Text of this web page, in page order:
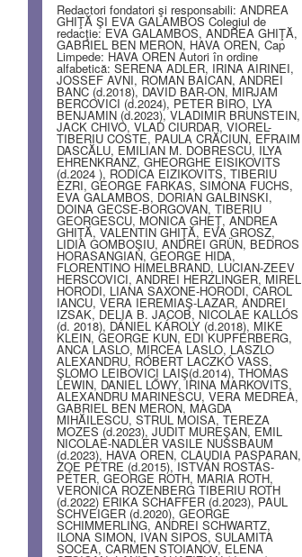
Redactori fondatori şi responsabili: ANDREA
GHIŢĂ ŞI EVA GALAMBOS Colegiul de
redacţie: EVA GALAMBOS, ANDREA GHIŢĂ,
GABRIEL BEN MERON, HAVA OREN, Cap
Limpede: HAVA OREN Autori în ordine
alfabetică: SERENA ADLER, IRINA AIRINEI,
JOSSEF AVNI, ROMAN BAICAN, ANDREI
BANC (d.2018), DAVID BAR-ON, MIRJAM
BERCOVICI (d.2024), PETER BIRO, LYA
BENJAMIN (d.2023), VLADIMIR BRUNSTEIN,
JACK CHIVO, VLAD CIURDAR, VIOREL-
TIBERIU COSTE, PAULA CRĂCIUN, EFRAIM
DASCĂLU, EMILIAN M. DOBRESCU, ILYA
EHRENKRANZ, GHEORGHE EISIKOVITS
(d.2024 ), RODICA EIZIKOVITS, TIBERIU
EZRI, GEORGE FARKAS, SIMONA FUCHS,
EVA GALAMBOS, DORIAN GALBINSKI,
DOINA GECSE-BORGOVAN, TIBERIU
GEORGESCU, MONICA GHEŢ, ANDREA
GHIŢĂ, VALENTIN GHIŢĂ, EVA GROSZ,
LIDIA GOMBOŞIU, ANDREI GRÜN, BEDROS
HORASANGIAN, GEORGE HIDA,
FLORENTINO HIMELBRAND, LUCIAN-ZEEV
HERSCOVICI, ANDREI HERZLINGER, MIREL
HORODI, LIANA SAXONE-HORODI, CAROL
IANCU, VERA IEREMIAŞ-LAZAR, ANDREI
IZSAK, DELIA B. JACOB, NICOLAE KALLÓS
(d. 2018), DÁNIEL KÁROLY (d.2018), MIKE
KLEIN, GEORGE KUN, EDI KUPFERBERG,
ANCA LASLO, MIRCEA LASLO, LASZLO
ALEXANDRU, RÓBERT LACZKÓ VASS,
ŞLOMO LEIBOVICI LAIŞ(d.2014), THOMAS
LEWIN, DANIEL LŐWY, IRINA MARKOVITS,
ALEXANDRU MARINESCU, VERA MEDREA,
GABRIEL BEN MERON, MAGDA
MIHĂILESCU, STRUL MOISA, TEREZA
MOZES (d.2023), JUDIT MUREŞAN, EMIL
NICOLAE-NADLER VASILE NUSSBAUM
(d.2023), HAVA OREN, CLAUDIA PASPARAN,
ZOE PETRE (d.2015), ISTVÁN ROSTÁS-
PÉTER, GEORGE ROTH, MARIA ROTH,
VERONICA ROZENBERG TIBERIU ROTH
(d.2022) ERIKA SCHAFFER (d.2023), PAUL
SCHVEIGER (d.2020), GEORGE
SCHIMMERLING, ANDREI SCHWARTZ,
ILONA SIMON, IVAN SIPOS, SULAMITA
SOCEA, CARMEN STOIANOV, ELENA